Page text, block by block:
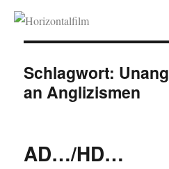
Horizontalfilm
Schlagwort:
an Anglizismen
AD…/HD…